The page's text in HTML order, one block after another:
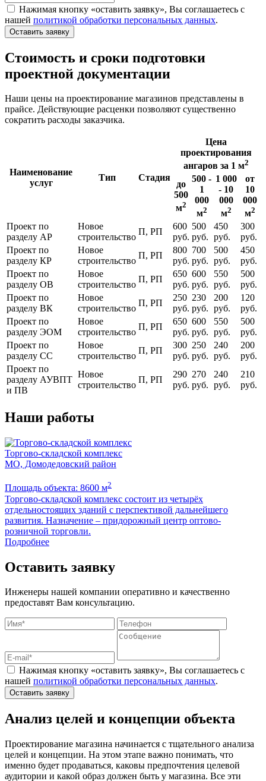
Нажимая кнопку «оставить заявку», Вы соглашаетесь с
нашей политикой обработки персональных данных.
Оставить заявку
Стоимость и сроки подготовки
проектной документации
Наши цены на проектирование магазинов представлены в
прайсе. Действующие расценки позволяют существенно
сократить расходы заказчика.
Наименование
услуг
Тип Стадия
Цена
проектирования
ангаров за 1 м2
до
500
м2
500 -
1
000
м2
1 000
- 10
000
м2
от
10
000
м2
Проект по
разделу АР
Новое
строительство
П, РП
600
руб.
500
руб.
450
руб.
300
руб.
Проект по
разделу КР
Новое
строительство
П, РП
800
руб.
700
руб.
500
руб.
450
руб.
Проект по
разделу ОВ
Новое
строительство
П, РП
650
руб.
600
руб.
550
руб.
500
руб.
Проект по
разделу ВК
Новое
строительство
П, РП
250
руб.
230
руб.
200
руб.
120
руб.
Проект по
разделу ЭОМ
Новое
строительство
П, РП
650
руб.
600
руб.
550
руб.
500
руб.
Проект по
разделу СС
Новое
строительство
П, РП
300
руб.
250
руб.
240
руб.
200
руб.
Проект по
разделу АУВПТ
и ПВ
Новое
строительство
П, РП
290
руб.
270
руб.
240
руб.
210
руб.
Наши работы
Торгово-складской комплекс
МО, Домодедовский район
Площадь объекта: 8600 м2
Торгово-складской комплекс состоит из четырёх
отдельностоящих зданий с перспективой дальнейшего
развития. Назначение – придорожный центр оптово-
розничной торговли.
Подробнее
Оставить заявку
Инженеры нашей компании оперативно и качественно
предоставят Вам консультацию.
Нажимая кнопку «оставить заявку», Вы соглашаетесь с
нашей политикой обработки персональных данных.
Оставить заявку
Анализ целей и концепции объекта
Проектирование магазина начинается с тщательного анализа
целей и концепции. На этом этапе важно понимать, что
именно будет продаваться, каковы предпочтения целевой
аудитории и какой образ должен быть у магазина. Все эти